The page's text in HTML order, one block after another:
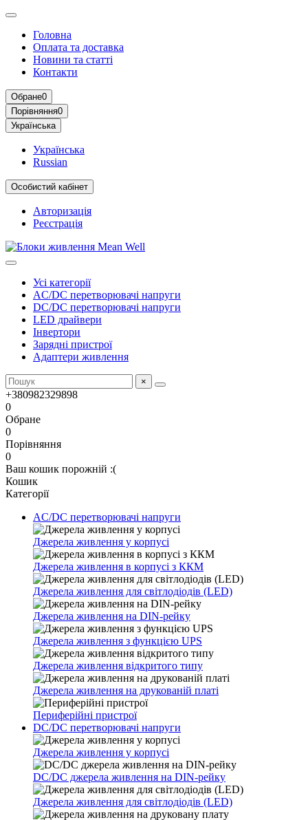
Головна
Оплата та доставка
Новини та статті
Контакти
Обране0
Порівняння0
Українська
Українська
Russian
Особистий кабінет
Авторизація
Реєстрація
Усі категорії
AC/DC перетворювачі напруги
DC/DC перетворювачі напруги
LED драйвери
Інвертори
Зарядні пристрої
Адаптери живлення
×
+380982329898
0
Обране
0
Порівняння
0
Ваш кошик порожній :(
Кошик
Категорії
AC/DC перетворювачі напруги
Джерела живлення у корпусі
Джерела живлення в корпусі з ККМ
Джерела живлення для світлодіодів (LED)
Джерела живлення на DIN-рейку
Джерела живлення з функцією UPS
Джерела живлення відкритого типу
Джерела живлення на друкованій платі
Периферійні пристрої
DC/DC перетворювачі напруги
Джерела живлення у корпусі
DC/DC джерела живлення на DIN-рейку
Джерела живлення для світлодіодів (LED)